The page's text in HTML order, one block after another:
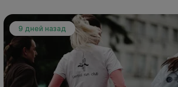
9 дней назад